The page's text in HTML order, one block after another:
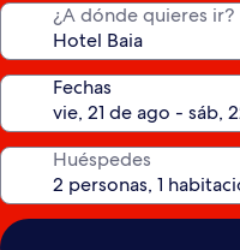
¿A dónde quieres ir?
Fechas
Huéspedes